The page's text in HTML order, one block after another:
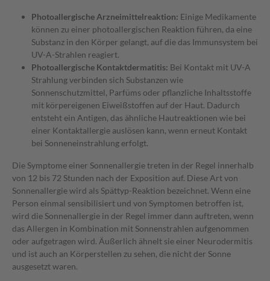
Photoallergische Arzneimittelreaktion: Einige Medikamente
können zu einer photoallergischen Reaktion führen, da eine
Substanz in den Körper gelangt, auf die das Immunsystem bei
UV-A-Strahlen reagiert.
Photoallergische Kontaktdermatitis: Bei Kontakt mit UV-A
Strahlung verbinden sich Substanzen wie
Sonnenschutzmittel, Parfüms oder pflanzliche Inhaltsstoffe
mit körpereigenen Eiweißstoffen auf der Haut. Dadurch
entsteht ein Antigen, das ähnliche Hautreaktionen wie bei
einer Kontaktallergie auslösen kann, wenn erneut Kontakt
bei Sonneneinstrahlung erfolgt.
Die Symptome einer Sonnenallergie treten in der Regel innerhalb
von 12 bis 72 Stunden nach der Exposition auf. Diese Art von
Sonnenallergie wird als Spättyp-Reaktion bezeichnet. Wenn eine
Person einmal sensibilisiert und von Symptomen betroffen ist,
wird die Sonnenallergie in der Regel immer dann auftreten, wenn
das Allergen in Kombination mit Sonnenstrahlen aufgenommen
oder aufgetragen wird. Äußerlich ähnelt sie einer Neurodermitis
und ist auch an Körperstellen zu sehen, die nicht der Sonne
ausgesetzt waren.